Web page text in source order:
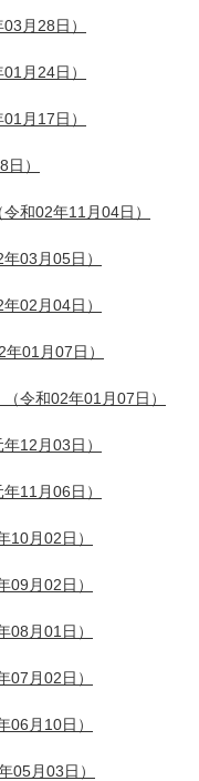
月28日）
月24日）
月17日）
）
令和02年11月04日）
03月05日）
02月04日）
年01月07日）
（令和02年01月07日）
年12月03日）
年11月06日）
10月02日）
09月02日）
08月01日）
07月02日）
06月10日）
05月03日）